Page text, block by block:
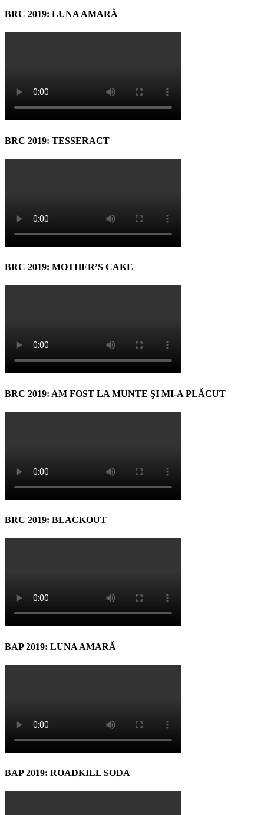
BRC 2019: LUNA AMARĂ
BRC 2019: TESSERACT
BRC 2019: MOTHER’S CAKE
BRC 2019: AM FOST LA MUNTE ŞI MI-A PLĂCUT
BRC 2019: BLACKOUT
BAP 2019: LUNA AMARĂ
BAP 2019: ROADKILL SODA